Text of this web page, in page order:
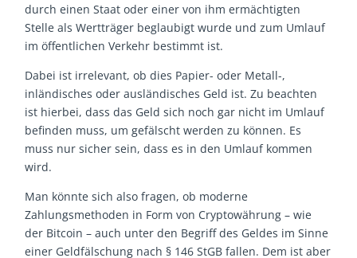
durch einen Staat oder einer von ihm ermächtigten
Stelle als Wertträger beglaubigt wurde und zum Umlauf
im öffentlichen Verkehr bestimmt ist.
Dabei ist irrelevant, ob dies Papier- oder Metall-,
inländisches oder ausländisches Geld ist. Zu beachten
ist hierbei, dass das Geld sich noch gar nicht im Umlauf
befinden muss, um gefälscht werden zu können. Es
muss nur sicher sein, dass es in den Umlauf kommen
wird.
Man könnte sich also fragen, ob moderne
Zahlungsmethoden in Form von Cryptowährung – wie
der Bitcoin – auch unter den Begriff des Geldes im Sinne
einer Geldfälschung nach § 146 StGB fallen. Dem ist aber